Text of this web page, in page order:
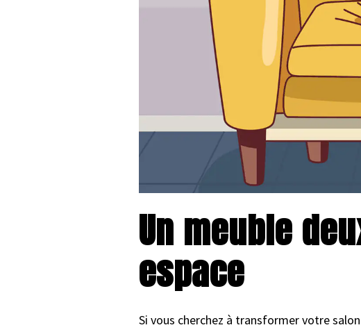
Un meuble
espace
Si vous cherchez à transformer votre